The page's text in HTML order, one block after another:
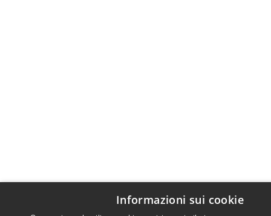
Informazioni sui cookie